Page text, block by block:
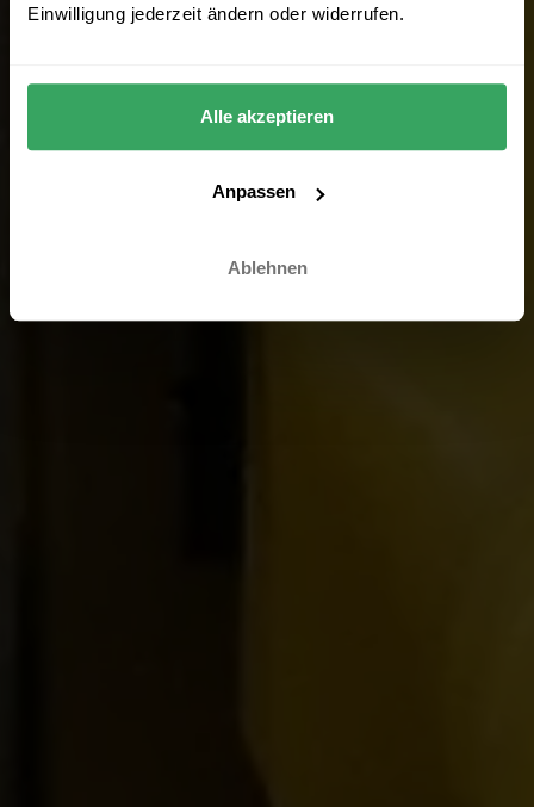
Einwilligung jederzeit ändern oder widerrufen.
Alle akzeptieren
Anpassen
Ablehnen